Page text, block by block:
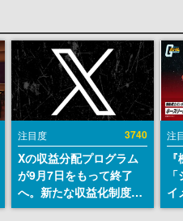
注目度 3740
Xの収益分配プログラム
が9月7日をもって終了
へ。新たな収益化制度
「Original Content
注
イ
リ